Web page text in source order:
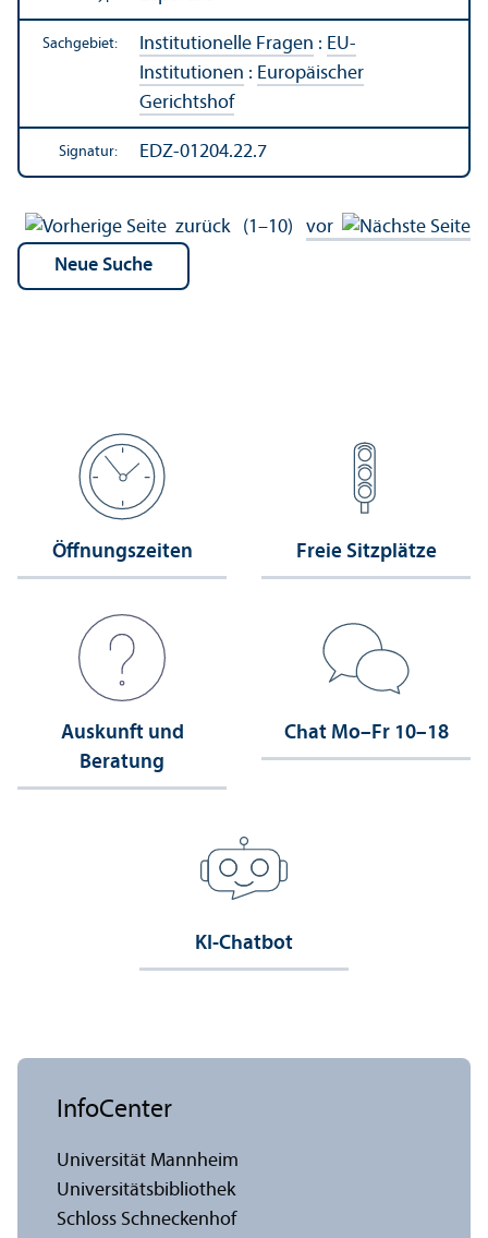
Sachgebiet: Institutionelle Fragen : EU-
Institutionen : Europäischer
Gerichtshof
Signatur: EDZ-01204.22.7
zurück (1–10) vor
Öffnungs­zeiten Freie Sitzplätze
Auskunft und
Beratung
Chat Mo–Fr 10–18
KI-Chatbot
InfoCenter
Universität Mannheim
Universitäts­bibliothek
Schloss Schneckenhof